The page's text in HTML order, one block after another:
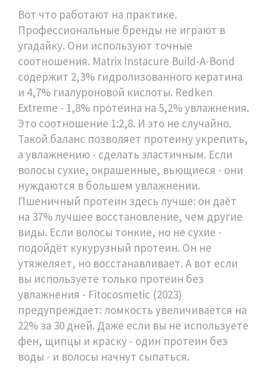
Вот что работают на практике.
Профессиональные бренды не играют в
угадайку. Они используют точные
соотношения. Matrix Instacure Build-A-Bond
содержит 2,3% гидролизованного кератина
и 4,7% гиалуроновой кислоты. Redken
Extreme - 1,8% протеина на 5,2% увлажнения.
Это соотношение 1:2,8. И это не случайно.
Такой баланс позволяет протеину укрепить,
а увлажнению - сделать эластичным. Если
волосы сухие, окрашенные, вьющиеся - они
нуждаются в большем увлажнении.
Пшеничный протеин здесь лучше: он даёт
на 37% лучшее восстановление, чем другие
виды. Если волосы тонкие, но не сухие -
подойдёт кукурузный протеин. Он не
утяжеляет, но восстанавливает. А вот если
вы используете только протеин без
увлажнения - Fitocosmetic (2023)
предупреждает: ломкость увеличивается на
22% за 30 дней. Даже если вы не используете
фен, щипцы и краску - один протеин без
воды - и волосы начнут сыпаться.